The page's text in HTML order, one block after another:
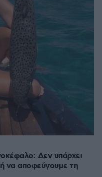
Δεν υπάρχει
να αποφεύγουμε τη